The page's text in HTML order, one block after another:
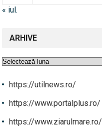
« iul.
ARHIVE
Arhive
https://utilnews.ro/
https://www.portalplus.ro/
https://www.ziarulmare.ro/